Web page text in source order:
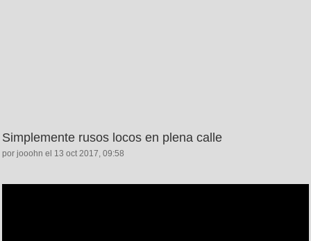
Simplemente rusos locos en plena calle
por jooohn el 13 oct 2017, 09:58